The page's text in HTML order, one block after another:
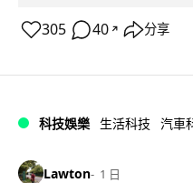
305 40 ↗ 分享
科技娛樂 生活科技 汽車
Lawton 1 日